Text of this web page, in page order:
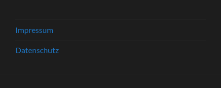
Impressum
Datenschutz